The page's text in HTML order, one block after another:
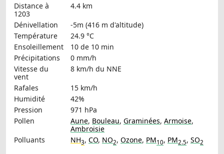
Distance à
1203
4.4 km
Dénivellation
-5m (416 m d'altitude)
Température
24.9 °C
Ensoleillement
10 de 10 min
Précipitations
0 mm/h
Vitesse du
vent
8 km/h du NNE
Rafales
15 km/h
Humidité
42%
Pression
971 hPa
Pollen
Aune, Bouleau, Graminées, Armoise,
Ambroisie
Polluants
NH3, CO, NO2, Ozone, PM10, PM2.5, SO2